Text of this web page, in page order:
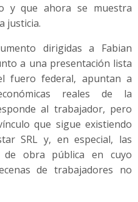
y que ahora se muestra
justicia.
dirigidas a Fabian
a una presentación lista
fuero federal, apuntan a
reales de la
al trabajador, pero
que sigue existiendo
SRL y, en especial, las
de obra pública en cuyo
de trabajadores no